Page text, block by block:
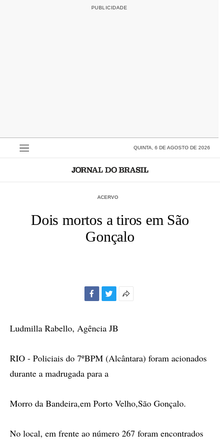
QUINTA, 6 DE AGOSTO DE 2026
ACERVO
Dois mortos a tiros em São
Gonçalo
Ludmilla Rabello, Agência JB
RIO - Policiais do 7ºBPM (Alcântara) foram acionados
durante a madrugada para a
Morro da Bandeira,em Porto Velho,São Gonçalo.
No local, em frente ao número 267 foram encontrados